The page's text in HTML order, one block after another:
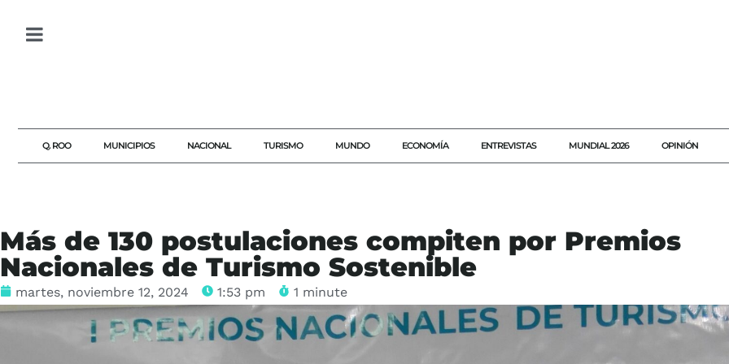
Q. ROO MUNICIPIOS NACIONAL TURISMO MUNDO ECONOMÍA ENTREVISTAS MUNDIAL 2026 OPINIÓN
Más de 130 postulaciones compiten por Premios
Nacionales de Turismo Sostenible
martes, noviembre 12, 2024 1:53 pm 1 minute